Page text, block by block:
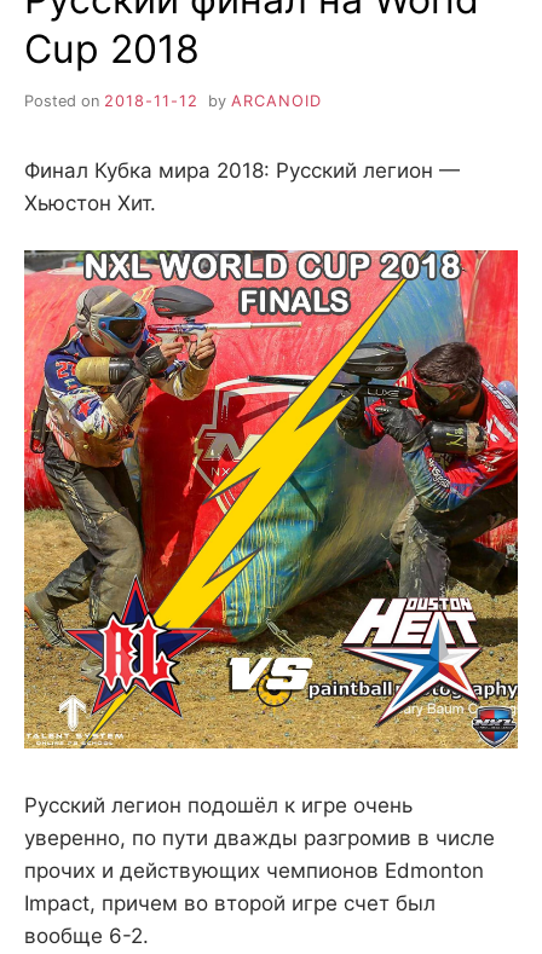
Cup 2018
Posted on 2018-11-12 by ARCANOID
Финал Кубка мира 2018: Русский легион —
Хьюстон Хит.
Русский легион подошёл к игре очень
уверенно, по пути дважды разгромив в числе
прочих и действующих чемпионов Edmonton
Impact, причем во второй игре счет был
вообще 6-2.